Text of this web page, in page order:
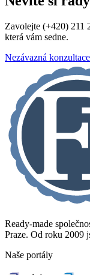
Zavolejte (+420) 211
která vám sedne.
Nezávazná konzultace
Ready-made
Praze. Od roku 2009
Naše portály